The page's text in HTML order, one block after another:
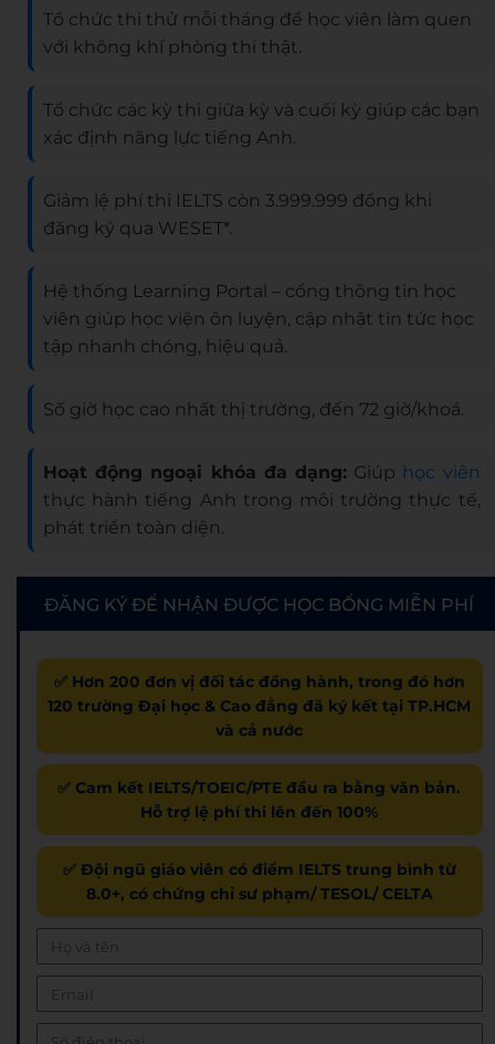
Tổ chức thi thử mỗi tháng để học viên làm quen
với không khí phòng thi thật.
Tổ chức các kỳ thi giữa kỳ và cuối kỳ giúp các bạn
xác định năng lực tiếng Anh.
Giảm lệ phí thi IELTS còn 3.999.999 đồng khi
đăng ký qua WESET*.
Hệ thống Learning Portal – cổng thông tin học
viên giúp học viện ôn luyện, cập nhật tin tức học
tập nhanh chóng, hiệu quả.
Số giờ học cao nhất thị trường, đến 72 giờ/khoá.
Hoạt động ngoại khóa đa dạng: Giúp học viên
thực hành tiếng Anh trong môi trường thực tế,
phát triển toàn diện.
ĐĂNG KÝ ĐỂ NHẬN ĐƯỢC HỌC BỔNG MIỄN PHÍ
✅ Hơn 200 đơn vị đối tác đồng hành, trong đó hơn
120 trường Đại học & Cao đẳng đã ký kết tại TP.HCM
và cả nước
✅ Cam kết IELTS/TOEIC/PTE đầu ra bằng văn bản.
Hỗ trợ lệ phí thi lên đến 100%
✅ Đội ngũ giáo viên có điểm IELTS trung bình từ
8.0+, có chứng chỉ sư phạm/ TESOL/ CELTA